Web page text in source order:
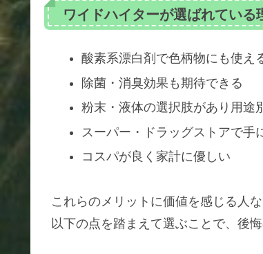
ワイドハイターが選ばれている
酸素系漂白剤で色柄物にも使え
除菌・消臭効果も期待できる
粉末・液体の選択肢があり用途
スーパー・ドラッグストアで手
コスパが良く家計に優しい
これらのメリットに価値を感じる人
以下の点を踏まえて選ぶことで、後